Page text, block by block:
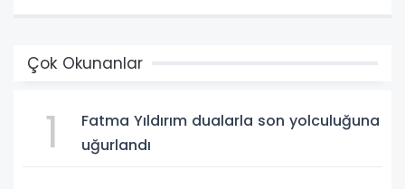
Çok Okunanlar
1
Fatma Yıldırım dualarla son yolculuğuna
uğurlandı